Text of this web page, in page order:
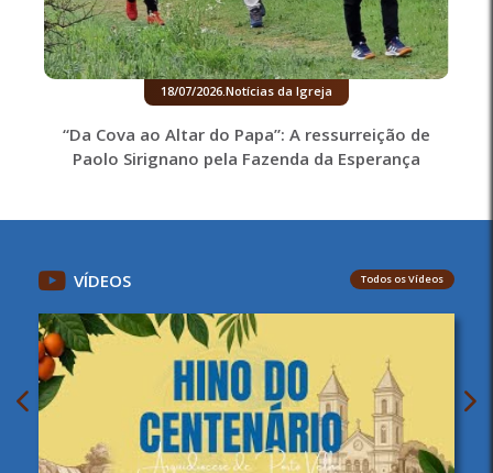
18/07/2026 Notícias da Igreja
“Da Cova ao Altar do Papa”: A ressurreição de
Paolo Sirignano pela Fazenda da Esperança
VÍDEOS Todos os Vídeos